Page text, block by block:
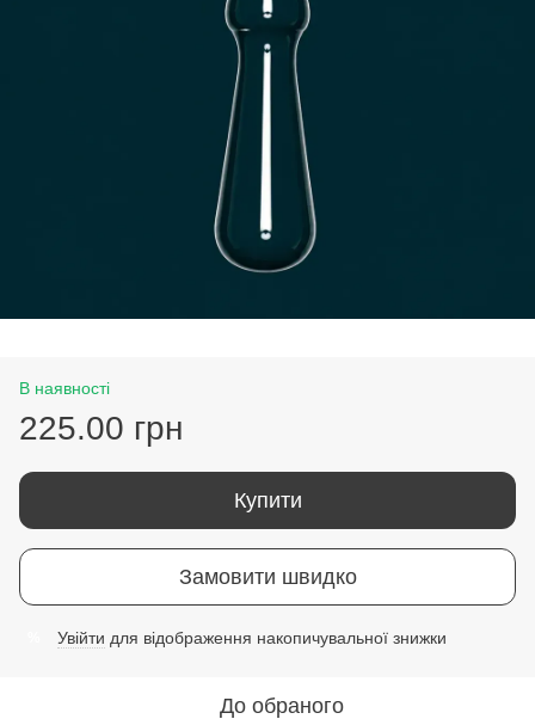
В наявності
225.00 грн
Купити
Замовити швидко
Увійти для відображення накопичувальної знижки
До обраного